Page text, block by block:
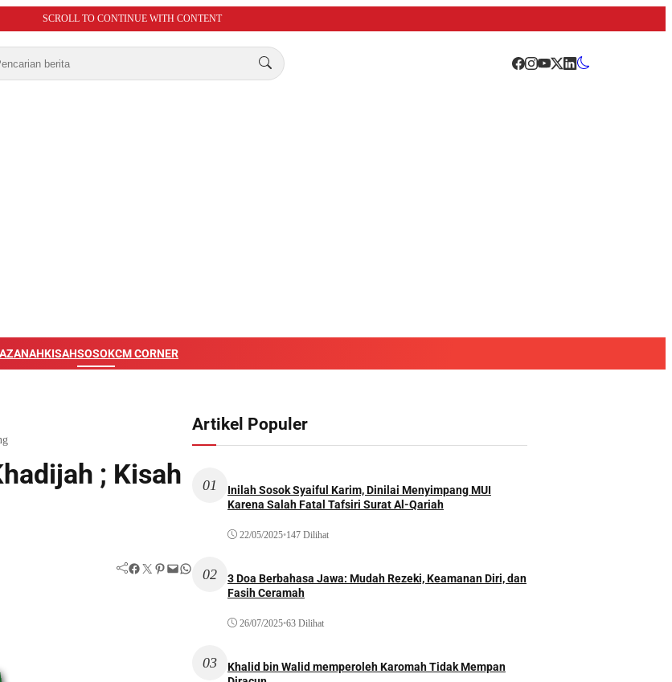
SCROLL TO CONTINUE WITH CONTENT
KISAHSOSOKCM CORNER
; Kisah
Facebook Twitter Pinterest Mail WhatsApp
Artikel Populer
01
Inilah Sosok Syaiful Karim, Dinilai Menyimpang MUI
Karena Salah Fatal Tafsiri Surat Al-Qariah
22/05/2025•147 Dilihat
02
3 Doa Berbahasa Jawa: Mudah Rezeki, Keamanan Diri, dan
Fasih Ceramah
26/07/2025•63 Dilihat
03
Khalid bin Walid memperoleh Karomah Tidak Mempan